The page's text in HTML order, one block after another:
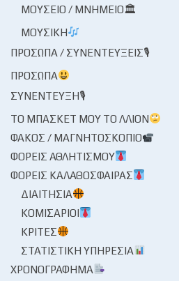
ΜΟΥΣΕΊΟ / ΜΝΗΜΕΊΟ🏛
ΜΟΥΣΙΚΉ
ΠΡΌΣΩΠΑ / ΣΥΝΕΝΤΕΎΞΕΙΣ🎙
ΠΡΌΣΩΠΑ
ΣΥΝΈΝΤΕΥΞΗ🎙
ΤΟ ΜΠΆΣΚΕΤ ΜΟΥ ΤΟ ΛΛΊΟΝ
ΦΑΚΌΣ / ΜΑΓΝΗΤΟΣΚΌΠΙΟ
ΦΟΡΕΊΣ ΑΘΛΗΤΙΣΜΟΎ
ΦΟΡΕΊΣ ΚΑΛΑΘΌΣΦΑΙΡΑΣ
ΔΙΑΙΤΗΣΊΑ
ΚΟΜΙΣΆΡΙΟΙ
ΚΡΙΤΈΣ
ΣΤΑΤΙΣΤΙΚΉ ΥΠΗΡΕΣΊΑ
ΧΡΟΝΟΓΡΆΦΗΜΑ